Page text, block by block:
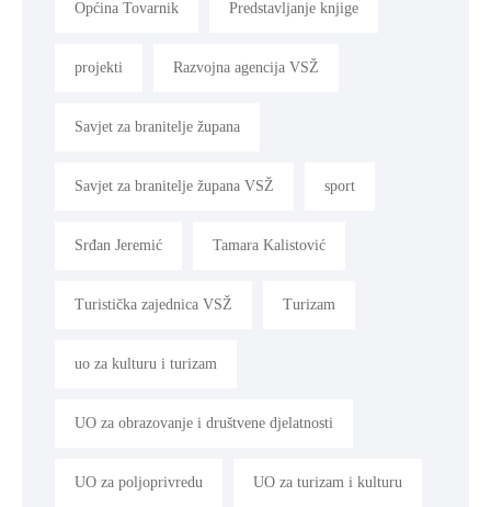
Općina Tovarnik Predstavljanje knjige
projekti Razvojna agencija VSŽ
Savjet za branitelje župana
Savjet za branitelje župana VSŽ sport
Srđan Jeremić Tamara Kalistović
Turistička zajednica VSŽ Turizam
uo za kulturu i turizam
UO za obrazovanje i društvene djelatnosti
UO za poljoprivredu UO za turizam i kulturu